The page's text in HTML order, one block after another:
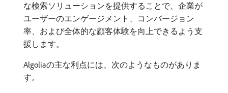
な検索ソリューションを提供することで、企業が
ユーザーのエンゲージメント、コンバージョン
率、および全体的な顧客体験を向上できるよう支
援します。
Algoliaの主な利点には、次のようなものがありま
す。